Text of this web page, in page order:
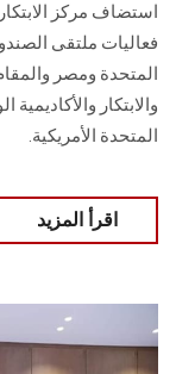
فعاليات ملتقى
المتحدة ومصر
والابتكار
المتحدة الأمريكية.
اقرأ المزيد